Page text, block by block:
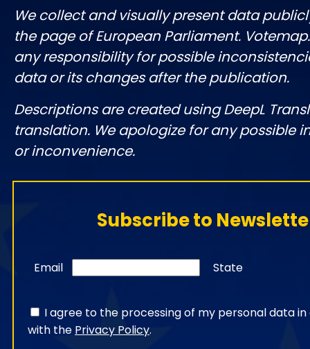
We collect and visually present data
the page of European Parliament.
any responsibility for possible
data or its changes after the publication.
Descriptions are created using DeepL
translation. We apologize for any possible
or inconvenience.
Subscribe to
Email State
I agree to the processing of my personal data
with the Privacy Policy.